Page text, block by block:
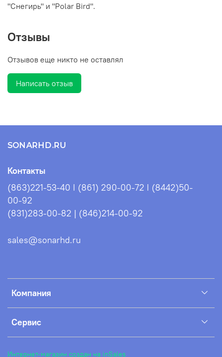
"Снегирь" и "Polar Bird".
Отзывы
Отзывов еще никто не оставлял
Написать отзыв
SONARHD.RU
Компания
Сервис
Контакты
(863)221-53-40 I (861) 290-00-72 I (8442)50-
00-92
(831)283-00-82 | (846)214-00-92
sales@sonarhd.ru
Интернет-магазин создан на inSales